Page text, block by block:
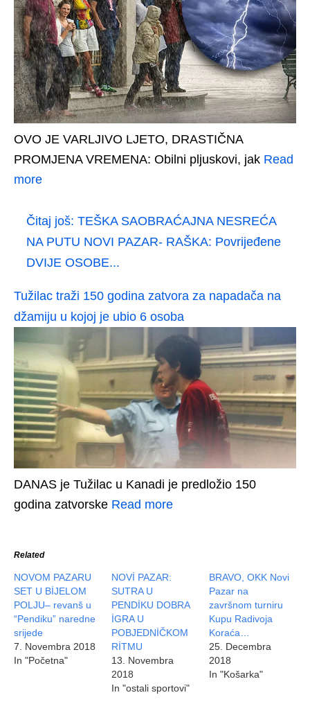
OVO JE VARLJIVO LJETO, DRASTIČNA
PROMJENA VREMENA: Obilni pljuskovi, jak Read
more
Čitaj još: TEŠKA SAOBRAĆAJNA NESREĆA
NA PUTU NOVI PAZAR- RAŠKA: Povrijeđene
DVIJE OSOBE...
Tužilac traži 150 godina zatvora za napadača na
džamiju u kojoj je ubio 6 osoba
DANAS je Tužilac u Kanadi je predložio 150
godina zatvorske Read more
Related
NOVOM PAZARU
SET U BİJELOM
POLJU– revanš u
“Pendiku” naredne
srijede
7. Novembra 2018
In "Početna"
NOVİ PAZAR:
SUTRA U
PENDİKU DOBRA
İGRA U
POBJEDNİČKOM
RİTMU
13. Novembra
2018
In "ostali sportovi"
BRAVO, OKK Novi
Pazar na
završnom turniru
Kupu Radivoja
Koraća…
25. Decembra
2018
In "Košarka"